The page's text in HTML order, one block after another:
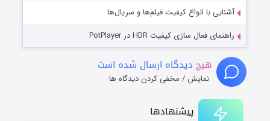
پیشنهادها
آشنایی با انواع کیفیت فیلم‌ها و سریال‌ها
راهنمای فعال سازی کیفیت HDR در PotPlayer
هیچ دیدگاه ارسال شده است
نمایش / مخفی کردن دیدگاه ها